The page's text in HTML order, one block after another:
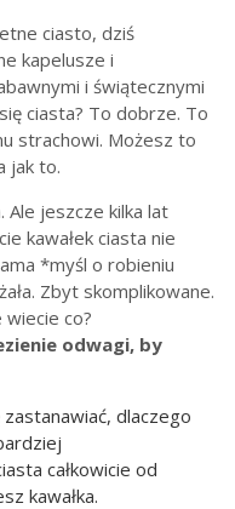
ciasto, dziś
kapelusze i
i świątecznymi
ciasta? To dobrze. To
strachowi. Możesz to
jak to.
Ale jeszcze kilka lat
kawałek ciasta nie
*myśl o robieniu
Zbyt skomplikowane.
co?
odwagi, by
dlaczego
całkowicie od
kawałka.